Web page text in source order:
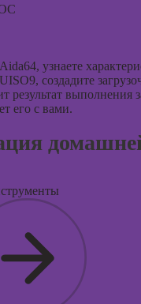
узнаете
создадите
результат выполнения
его с вами.